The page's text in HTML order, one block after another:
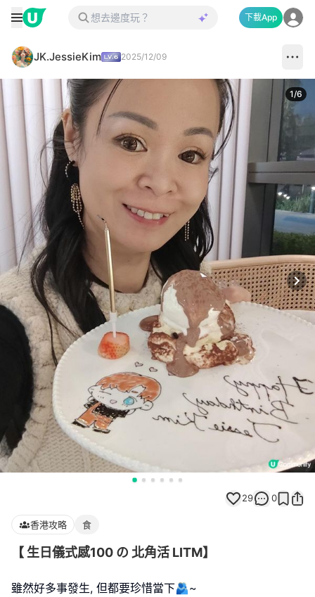
下載App
JK.JessieKim 2025/12/09
1/6
29 0
香港攻略 食
【 生日儀式感100 の 北角活 LITM】
雖然好多事發生, 但都要珍惜當下🫂~